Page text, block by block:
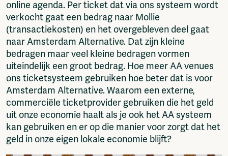
online agenda. Per ticket dat via ons systeem wordt
verkocht gaat een bedrag naar Mollie
(transactiekosten) en het overgebleven deel gaat
naar Amsterdam Alternative. Dat zijn kleine
bedragen maar veel kleine bedragen vormen
uiteindelijk een groot bedrag. Hoe meer AA venues
ons ticketsysteem gebruiken hoe beter dat is voor
Amsterdam Alternative. Waarom een externe,
commerciële ticketprovider gebruiken die het geld
uit onze economie haalt als je ook het AA systeem
kan gebruiken en er op die manier voor zorgt dat het
geld in onze eigen lokale economie blijft?